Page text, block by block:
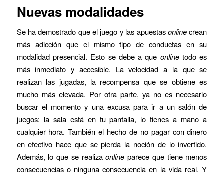
Nuevas modalidades
Se ha demostrado que el juego y las apuestasonlinecrean
más adicción que el mismo tipo de conductas en su
modalidad presencial. Esto se debe a que onlinetodo es
más inmediato y accesible. La velocidad a la que se
realizan las jugadas, la recompensa que se obtiene es
mucho más elevada. Por otra parte, ya no es necesario
buscar el momento y una excusa para ir a un salón de
juegos: la sala está en tu pantalla, lo tienes a mano a
cualquier hora. También el hecho de no pagar con dinero
en efectivo hace que se pierda la noción de lo invertido.
Además, lo que se realizaonline parece que tiene menos
consecuencias o ninguna consecuencia en la vida real. Y